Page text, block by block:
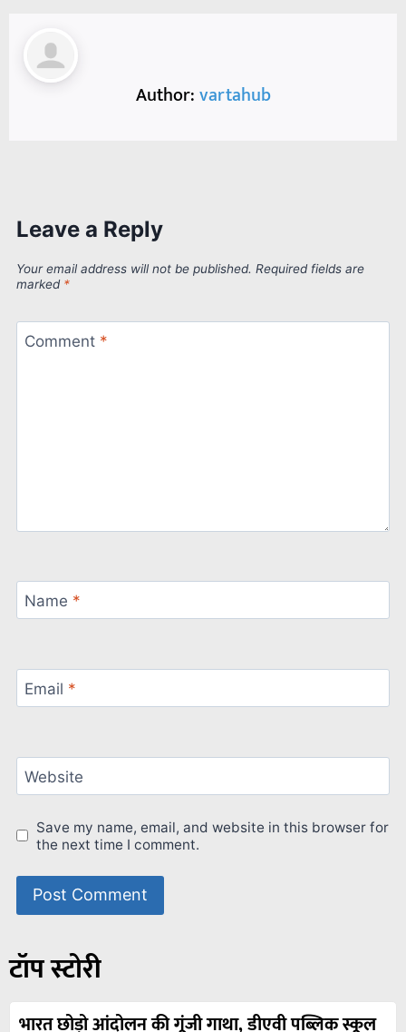
Author:vartahub
Leave a Reply
Your email address will not be published. Required fields are
marked *
Comment *
Name *
Email *
Website
Save my name, email, and website in this browser for
the next time I comment.
टॉप स्टोरी
भारत छोड़ो आंदोलन की गूंजी गाथा, डीएवी पब्लिक स्कूल